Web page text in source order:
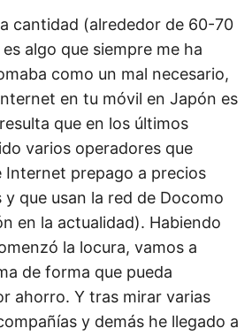
cantidad (alrededor de 60-70
algo que siempre me ha
como un mal necesario,
en tu móvil en Japón es
que en los últimos
varios operadores que
prepago a precios
que usan la red de Docomo
en la actualidad). Habiendo
la locura, vamos a
de forma que pueda
ahorro. Y tras mirar varias
y demás he llegado a